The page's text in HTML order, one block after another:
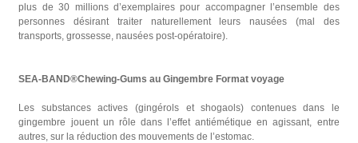
plus de 30 millions d’exemplaires pour accompagner l’ensemble des
personnes désirant traiter naturellement leurs nausées (mal des
transports, grossesse, nausées post-opératoire).
SEA-BAND®Chewing-Gums au Gingembre Format voyage
Les substances actives (gingérols et shogaols) contenues dans le
gingembre jouent un rôle dans l’effet antiémétique en agissant, entre
autres, sur la réduction des mouvements de l’estomac.